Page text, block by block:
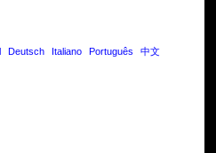
Deutsch Italiano Português 中文